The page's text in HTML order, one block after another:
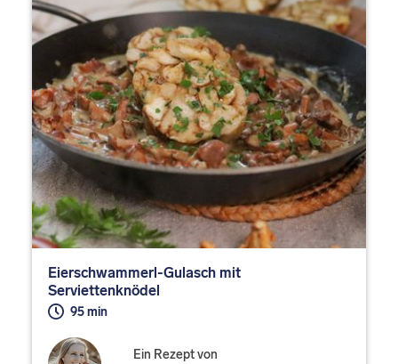
Eierschwammerl-Gulasch mit
Serviettenknödel
95 min
Ein Rezept von